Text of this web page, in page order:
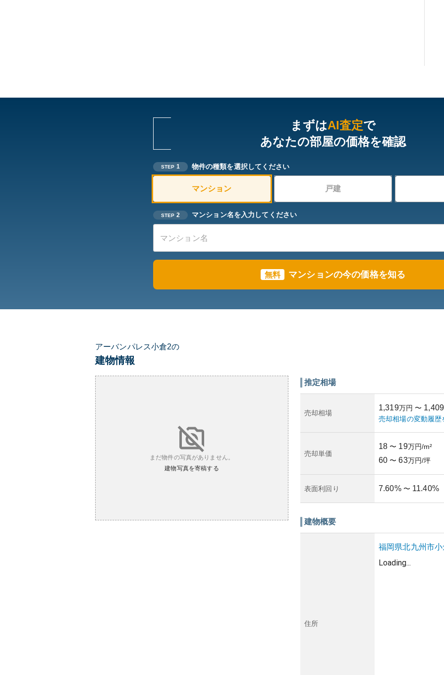
まずはAI査定で
あなたの部屋の価格を確認
STEP 1 物件の種類を選択してください
マンション 戸建
STEP 2 マンション名を入力してください
無料 マンションの今の価格を知る
アーバンパレス小倉2の
建物情報
まだ物件の写真がありません。
建物写真を寄稿する
推定相場
売却相場
1,319万円 〜 1,409
売却相場の変動履歴
売却単価
18 〜 19万円/m²
60 〜 63万円/坪
表面利回り 7.60% 〜 11.40%
建物概要
住所
福岡県北九州市
Loading...